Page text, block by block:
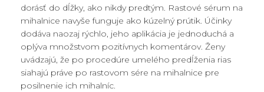
dorásť do dĺžky, ako nikdy predtým. Rastové sérum na
mihalnice navyše funguje ako kúzelný prútik. Účinky
dodáva naozaj rýchlo, jeho aplikácia je jednoduchá a
oplýva množstvom pozitívnych komentárov. Ženy
uvádzajú, že po procedúre umelého predĺženia rias
siahajú práve po rastovom sére na mihalnice pre
posilnenie ich mihalníc.